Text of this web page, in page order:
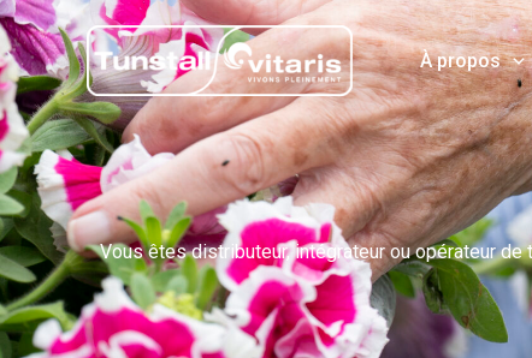
Aller
au
contenu
À propos
Vous êtes distributeur, intégrateur ou opérateur